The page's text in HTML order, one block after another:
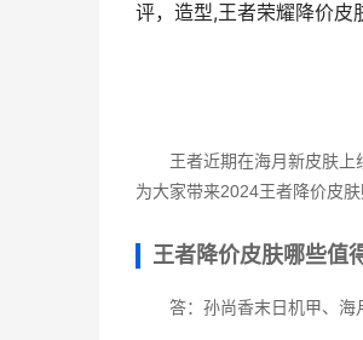
评，造型,王者荣耀降价皮
王者近期在海月新皮肤
为大家带来2024王者降价皮
王者降价皮肤哪些值
答：孙尚香末日机甲、海